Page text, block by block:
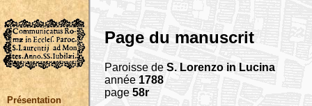
Présentation
Page du manuscrit
Paroisse de S. Lorenzo in Lucina
année 1788
page 58r